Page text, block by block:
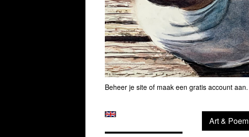
Beheer je site of maak een gratis account aan.
Art & Poem